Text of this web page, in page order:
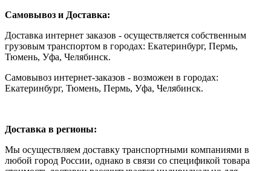
Самовывоз и Доставка:
Доставка интернет заказов - осуществляется собственным
грузовым транспортом в городах: Екатеринбург, Пермь,
Тюмень, Уфа, Челябинск.
Самовывоз интернет-заказов - возможен в городах:
Екатеринбург, Тюмень, Пермь, Уфа, Челябинск.
Доставка в регионы:
Мы осуществляем доставку транспортными компаниями в
любой город России, однако в связи со спецификой товара